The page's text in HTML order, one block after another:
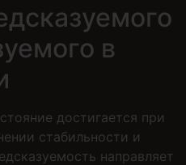
в
достигается при
стабильности и
направляет